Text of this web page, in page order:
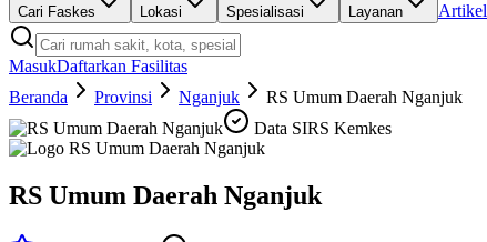
Cari Faskes Lokasi Spesialisasi Layanan Artikel
MasukDaftarkan Fasilitas
Beranda
Provinsi Nganjuk
RS Umum Daerah Nganjuk
Data SIRS Kemkes
RS Umum Daerah Nganjuk